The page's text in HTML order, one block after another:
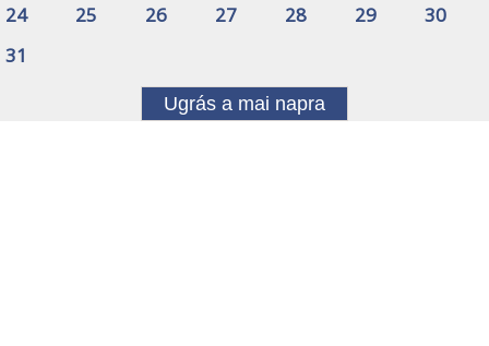
24
25 26 27 28 29
30
31
Ugrás a mai napra